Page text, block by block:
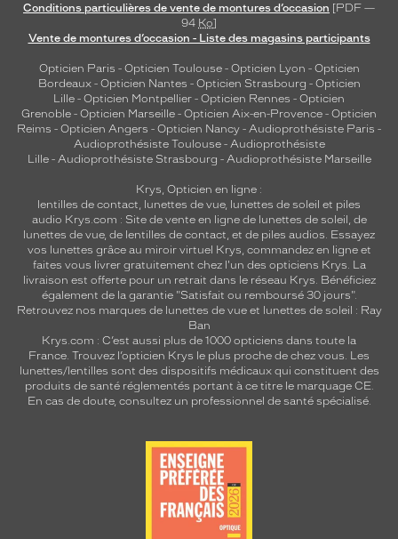
Conditions particulières de vente de montures d’occasion [PDF —
94 Ko]
Vente de montures d’occasion - Liste des magasins participants
Opticien Paris - Opticien Toulouse- Opticien Lyon - Opticien
Bordeaux- Opticien Nantes - Opticien Strasbourg - Opticien
Lille - Opticien Montpellier - Opticien Rennes - Opticien
Grenoble - Opticien Marseille - Opticien Aix-en-Provence - Opticien
Reims - Opticien Angers - Opticien Nancy - Audioprothésiste Paris -
Audioprothésiste Toulouse- Audioprothésiste
Lille- Audioprothésiste Strasbourg - Audioprothésiste Marseille
Krys, Opticien en ligne :
lentilles de contact, lunettes de vue, lunettes de soleil et piles
audio Krys.com : Site de vente en ligne de lunettes de soleil, de
lunettes de vue, de lentilles de contact, et de piles audios. Essayez
vos lunettes grâce au miroir virtuel Krys, commandez en ligne et
faites vous livrer gratuitement chez l'un des opticiens Krys. La
livraison est offerte pour un retrait dans le réseau Krys. Bénéficiez
également de la garantie "Satisfait ou remboursé 30 jours".
Retrouvez nos marques de lunettes de vue et lunettes de soleil : Ray
Ban
Krys.com : C’est aussi plus de 1000 opticiens dans toute la
France. Trouvez l’opticien Krys le plus proche de chez vous. Les
lunettes/lentilles sont des dispositifs médicaux qui constituent des
produits de santé réglementés portant à ce titre le marquage CE.
En cas de doute, consultez un professionnel de santé spécialisé.